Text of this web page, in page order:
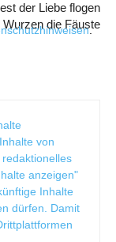
.
der Liebe flogen
Wurzen die Fäuste
von
anzeigen"
Inhalte
dürfen. Damit